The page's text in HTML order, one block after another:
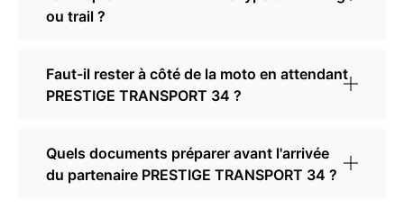
ou trail ?
Faut-il rester à côté de la moto en attendant
PRESTIGE TRANSPORT 34 ?
Quels documents préparer avant l'arrivée
du partenaire PRESTIGE TRANSPORT 34 ?